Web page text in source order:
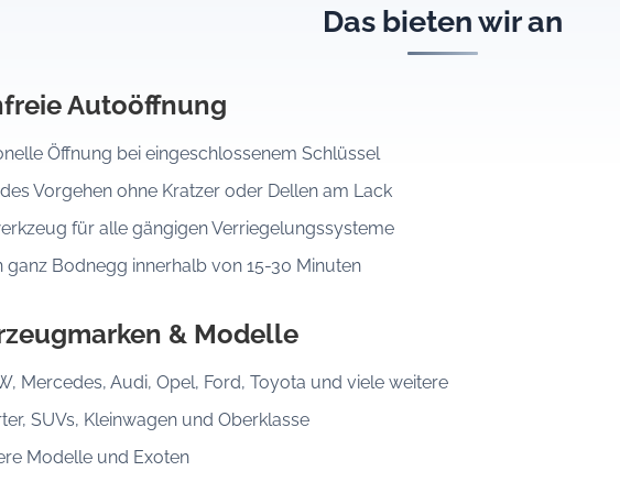
Das bieten wir an
Autoöffnung
Öffnung bei eingeschlossenem Schlüssel
Vorgehen ohne Kratzer oder Dellen am Lack
für alle gängigen Verriegelungssysteme
ganz Bodnegg innerhalb von 15-30 Minuten
& Modelle
Mercedes, Audi, Opel, Ford, Toyota und viele weitere
SUVs, Kleinwagen und Oberklasse
Modelle und Exoten